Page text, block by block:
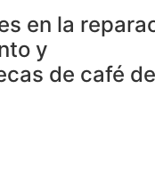
en la
y
de café